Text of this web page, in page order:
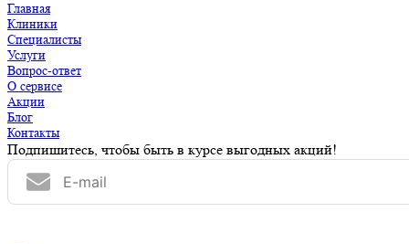
Главная
Клиники
Специалисты
Услуги
Вопрос-ответ
О сервисе
Акции
Блог
Контакты
Подпишитесь, чтобы быть в курсе выгодных акций!